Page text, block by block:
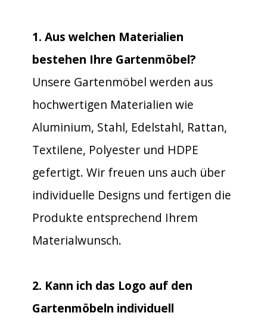
1. Aus welchen Materialien
bestehen Ihre Gartenmöbel?
Unsere Gartenmöbel werden aus
hochwertigen Materialien wie
Aluminium, Stahl, Edelstahl, Rattan,
Textilene, Polyester und HDPE
gefertigt. Wir freuen uns auch über
individuelle Designs und fertigen die
Produkte entsprechend Ihrem
Materialwunsch.
2. Kann ich das Logo auf den
Gartenmöbeln individuell